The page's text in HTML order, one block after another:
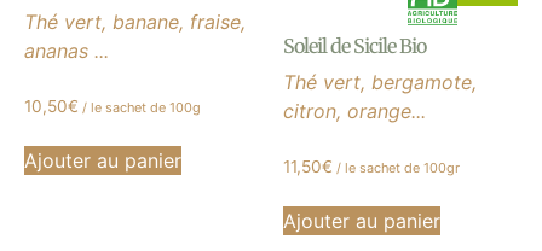
Thé vert, banane, fraise,
ananas ...
10,50€ / le sachet de 100g
Ajouter au panier
Soleil de Sicile Bio
Thé vert, bergamote,
citron, orange...
11,50€ / le sachet de 100gr
Ajouter au panier